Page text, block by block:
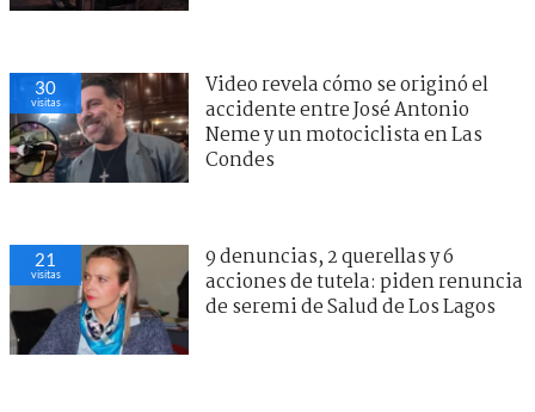
30
visitas
Video revela cómo se originó el
accidente entre José Antonio
Neme y un motociclista en Las
Condes
21
visitas
9 denuncias, 2 querellas y 6
acciones de tutela: piden renuncia
de seremi de Salud de Los Lagos